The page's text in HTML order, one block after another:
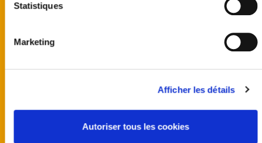
Statistiques
Marketing
Afficher les détails
Autoriser tous les cookies
Australia
Finland
Norway